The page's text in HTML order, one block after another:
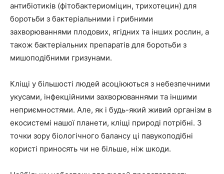
антибіотиків (фітобактериоміцин, трихотецин) для
боротьби з бактеріальними і грибними
захворюваннями плодових, ягідних та інших рослин, а
також бактеріальних препаратів для боротьби з
мишоподібними гризунами.
Кліщі у більшості людей асоціюються з небезпечними
укусами, інфекційними захворюваннями та іншими
неприємностями. Але, як і будь-який живий організм в
екосистемі нашої планети, кліщі природі потрібні. З
точки зору біологічного балансу ці павукоподібні
користі приносять чи не більше, ніж шкоди.